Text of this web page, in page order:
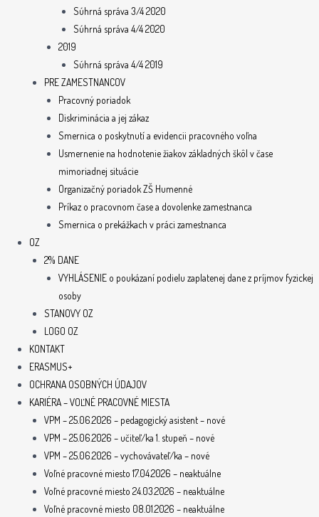
Súhrná správa 3/4 2020
Súhrná správa 4/4 2020
2019
Súhrná správa 4/4 2019
PRE ZAMESTNANCOV
Pracovný poriadok
Diskriminácia a jej zákaz
Smernica o poskytnutí a evidencii pracovného voľna
Usmernenie na hodnotenie žiakov základných škôl v čase
mimoriadnej situácie
Organizačný poriadok ZŠ Humenné
Príkaz o pracovnom čase a dovolenke zamestnanca
Smernica o prekážkach v práci zamestnanca
OZ
2% DANE
VYHLÁSENIE o poukázaní podielu zaplatenej dane z príjmov fyzickej
osoby
STANOVY OZ
LOGO OZ
KONTAKT
ERASMUS+
OCHRANA OSOBNÝCH ÚDAJOV
KARIÉRA – VOĽNÉ PRACOVNÉ MIESTA
VPM – 25.06.2026 – pedagogický asistent – nové
VPM – 25.06.2026 – učiteľ/ka 1. stupeň – nové
VPM – 25.06.2026 – vychovávateľ/ka – nové
Voľné pracovné miesto 17.04.2026 – neaktuálne
Voľné pracovné miesto 24.03.2026 – neaktuálne
Voľné pracovné miesto 08.01.2026 – neaktuálne